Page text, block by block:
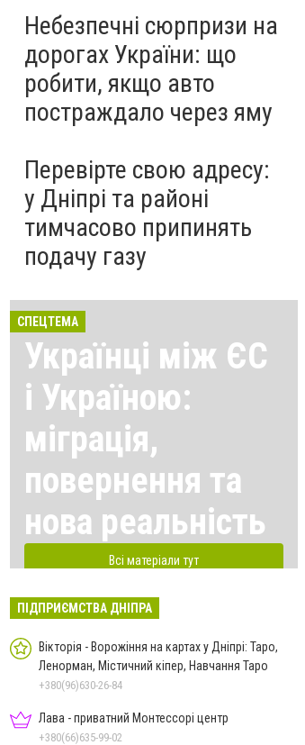
Небезпечні сюрпризи на
дорогах України: що
робити, якщо авто
постраждало через яму
Перевірте свою адресу:
у Дніпрі та районі
тимчасово припинять
подачу газу
СПЕЦТЕМА
Українці між ЄС
і Україною:
міграція,
повернення та
нова реальність
Всі матеріали тут
ПІДПРИЄМСТВА ДНІПРА
Вікторія - Ворожіння на картах у Дніпрі: Таро,
Ленорман, Містичний кіпер, Навчання Таро
+380(96)630-26-84
Лава - приватний Монтессорі центр
+380(66)635-99-02